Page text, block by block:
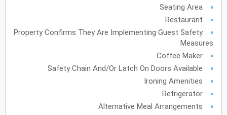
حالأحد ن
9
10
11
12
20
21
22
23
24
Seating Area
Restaurant
Property Confirms They Are Implementing Guest Safety
Measures
Coffee Maker
Safety Chain And/or Latch On Doors Available
Ironing Amenities
Refrigerator
Alternative Meal Arrangements